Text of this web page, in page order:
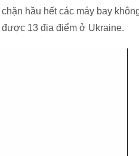
hầu hết các máy bay
được 13 địa điểm ở Ukraine.